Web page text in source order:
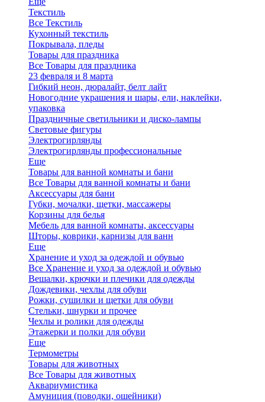
Текстиль
Все Текстиль
Кухонный текстиль
Покрывала, пледы
Товары для праздника
Все Товары для праздника
23 февраля и 8 марта
Гибкий неон, дюралайт, белт лайт
Новогодние украшения и шары, ели, наклейки,
упаковка
Праздничные светильники и диско-лампы
Световые фигуры
Электрогирлянды
Электрогирлянды профессиональные
Еще
Товары для ванной комнаты и бани
Все Товары для ванной комнаты и бани
Аксессуары для бани
Губки, мочалки, щетки, массажеры
Корзины для белья
Мебель для ванной комнаты, аксессуары
Шторы, коврики, карнизы для ванн
Еще
Хранение и уход за одеждой и обувью
Все Хранение и уход за одеждой и обувью
Вешалки, крючки и плечики для одежды
Дождевики, чехлы для обуви
Рожки, сушилки и щетки для обуви
Стельки, шнурки и прочее
Чехлы и ролики для одежды
Этажерки и полки для обуви
Еще
Термометры
Товары для животных
Все Товары для животных
Аквариумистика
Амуниция (поводки, ошейники)